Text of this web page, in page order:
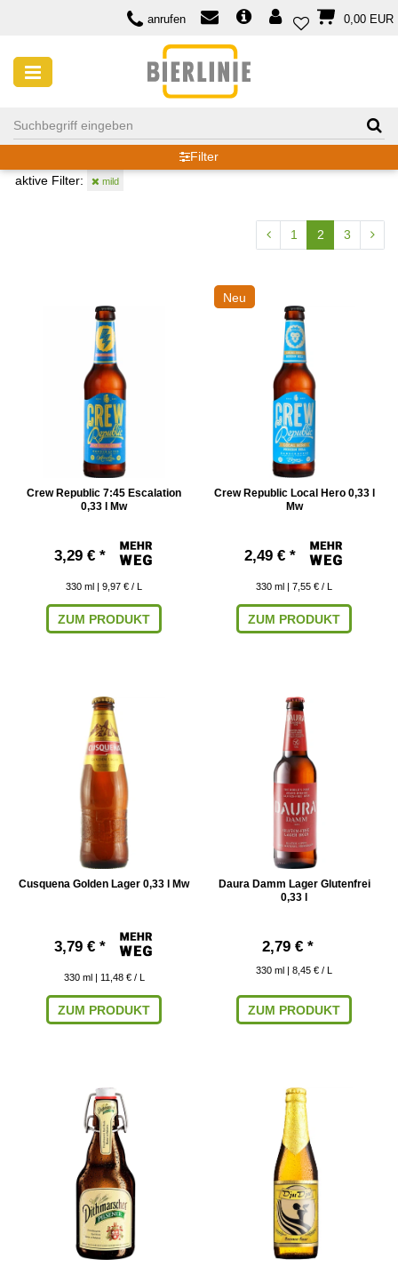
anrufen 0,00 EUR
BIERSORTEN
Filter
aktive Filter:
mild
1 2 3
Crew Republic 7:45 Escalation
0,33 l Mw
3,29 € *
330 ml | 9,97 € / L
ZUM PRODUKT
Neu
Crew Republic Local Hero 0,33 l
Mw
2,49 € *
330 ml | 7,55 € / L
ZUM PRODUKT
Cusquena Golden Lager 0,33 l Mw
3,79 € *
330 ml | 11,48 € / L
ZUM PRODUKT
Daura Damm Lager Glutenfrei
0,33 l
2,79 € *
330 ml | 8,45 € / L
ZUM PRODUKT